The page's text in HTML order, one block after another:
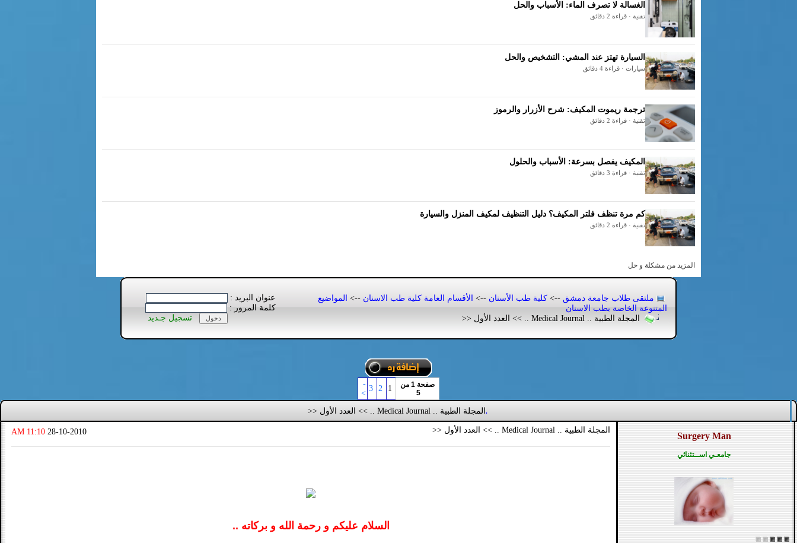
الغسالة لا تصرف الماء: الأسباب والحل
تقنية · قراءة 2 دقائق
السيارة تهتز عند المشي: التشخيص والحل
سيارات · قراءة 4 دقائق
ترجمة ريموت المكيف: شرح الأزرار والرموز
تقنية · قراءة 2 دقائق
المكيف يفصل بسرعة: الأسباب والحلول
تقنية · قراءة 3 دقائق
كم مرة تنظف فلتر المكيف؟ دليل التنظيف لمكيف المنزل والسيارة
تقنية · قراءة 2 دقائق
المزيد من مشكلة و حل
ملتقى طلاب جامعة دمشق --> كلية طب الأسنان --> الأقسام العامة كلية طب الاسنان --> المواضيع
المتنوعة الخاصة بطب الاسنان
المجلة الطبية .. Medical Journal .. >> العدد الأول <<
عنوان البريد :
كلمة المرور :
تسجيل جـديد
صفحة 1 من
5
-
>
. المجلة الطبية .. Medical Journal .. >> العدد الأول <<
Surgery Man
جامعـي اســتثنائي
المجلة الطبية .. Medical Journal .. >> العدد الأول << 28-10-2010
11:10 AM
السلام عليكم و رحمة الله و بركاته ..